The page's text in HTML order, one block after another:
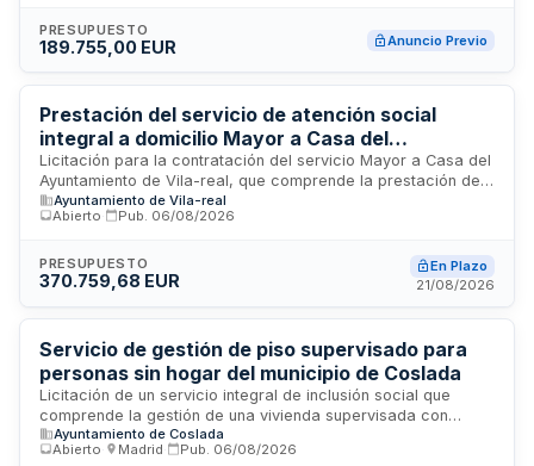
animación sociocultural en locales sociales y centros de
encuentro para mayores distribuidos en diferentes núcleos
bienestar y la integración social de la población envejecida
mediante programas adaptados en infraestructuras públicas
municipales.
PRESUPUESTO
189.755,00 EUR Anuncio Previo
Prestación del servicio de atención social
integral a domicilio Mayor a Casa del
Ayuntamiento de Vila-real
Licitación para la contratación del servicio Mayor a Casa del
Ayuntamiento de Vila-real, que comprende la prestación de
un conjunto de servicios de asistencia social, atención a
domicilio, recogida de lavandería, reparto de alimentos y
mayores y otras personas necesitadas de especial
protección en el municipio de Vila-real, prestándose de
personas beneficiarias, con un máximo de 20 usuarios.
Ayuntamiento de Vila-real
Abierto
Pub. 06/08/2026
PRESUPUESTO
370.759,68 EUR
En Plazo
21/08/2026
Servicio de gestión de piso supervisado para
personas sin hogar del municipio de Coslada
Licitación de un servicio integral de inclusión social que
comprende la gestión de una vivienda supervisada con
capacidad de cuatro a cinco plazas para personas sin hogar
en Coslada. El contrato incluye además un proyecto de
Ayuntamiento de Coslada
Abierto
Madrid Pub. 06/08/2026